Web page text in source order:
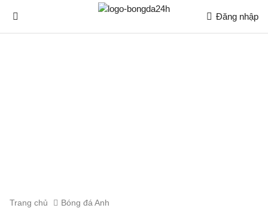
Đăng nhập
Trang chủ Bóng đá Anh